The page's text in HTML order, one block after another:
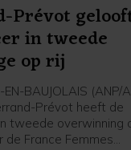
Prévot
in tweede
op rij
EN-BAUJOLAIS (ANP/
Prévot heeft de
tweede overwinning
de France Femmes